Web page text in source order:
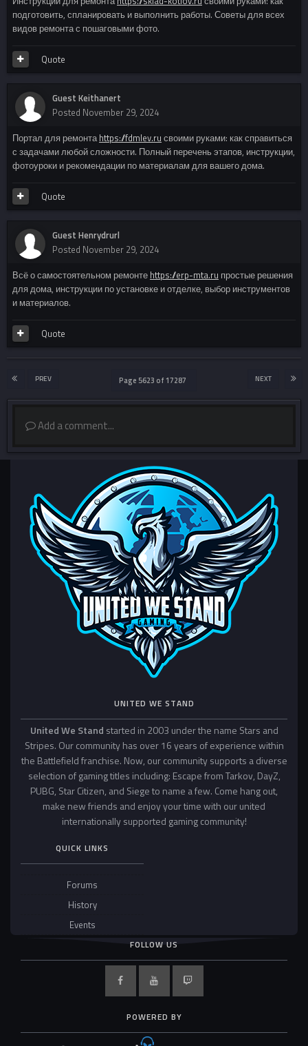
подготовить, спланировать и выполнить работы. Советы для всех
видов ремонта с пошаговыми фото.
Quote
Guest Keithanert
Posted November 29, 2024
Портал для ремонтаhttps://fdmlev.ru своими руками: как справиться
с задачами любой сложности. Полный перечень этапов, инструкции,
фотоуроки и рекомендации по материалам для вашего дома.
Quote
Guest Henrydrurl
Posted November 29, 2024
Всё о самостоятельном ремонте https://erp-mta.ru простые решения
для дома, инструкции по установке и отделке, выбор инструментов
и материалов.
Quote
PREV NEXT
Page 5623 of 17287
Add a comment...
UNITED WE STAND
United We Stand started in 2003 under the name Stars and
Stripes. Our community has over 16 years of experience within
the Battlefield franchise. Now, our community supports a diverse
selection of gaming titles including: Escape from Tarkov, DayZ,
PUBG, Star Citizen, and Siege to name a few. Come hang out,
make new friends and enjoy your time with our united
internationally supported gaming community!
QUICK LINKS
Forums
History
Events
FOLLOW US
POWERED BY